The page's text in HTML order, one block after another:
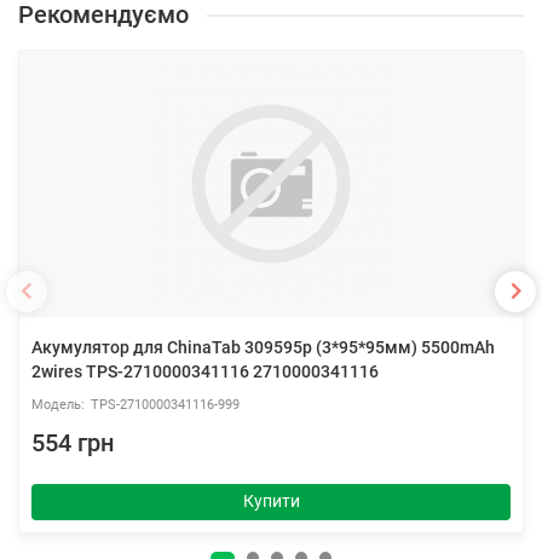
Рекомендуємо
Акумулятор для ChinaTab 309595p (3*95*95мм) 5500mAh
2wires TPS-2710000341116 2710000341116
TPS-2710000341116-999
554 грн
Купити